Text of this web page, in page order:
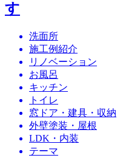
す
洗面所
施工例紹介
リノベーション
お風呂
キッチン
トイレ
窓ドア・建具・収納
外壁塗装・屋根
LDK・内装
テーマ